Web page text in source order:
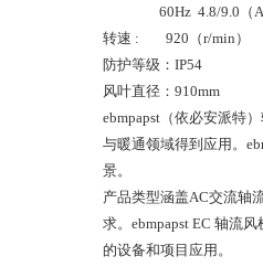
60Hz 4.8/9.0（A
转速 : 920（r/min）
防护等级：IP54
风叶直径：910mm
ebmpapst（依必安派特
与暖通领域得到应用。
景。
产品类型涵盖AC交流轴
求。ebmpapst EC 轴流
的设备和项目应用。